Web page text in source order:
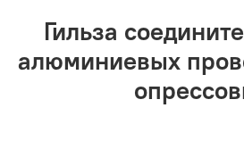
Гильза
алюминиевых